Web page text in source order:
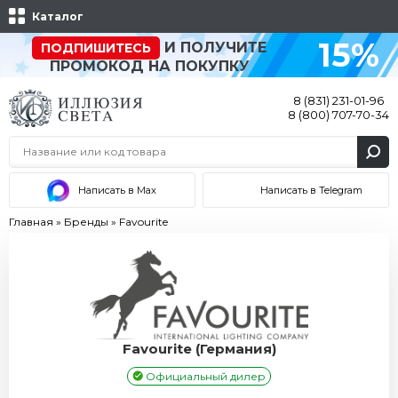
Каталог
ПОДПИШИТЕСЬ
И ПОЛУЧИТЕ
ПРОМОКОД НА ПОКУПКУ
15%
8 (831) 231-01-96
8 (800) 707-70-34
Написать в Max Написать в Telegram
Главная » Бренды » Favourite
Favourite (Германия)
Официальный дилер